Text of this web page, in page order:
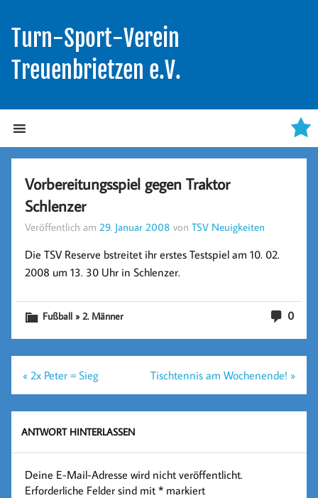
Turn-Sport-Verein
Treuenbrietzen e.V.
Vorbereitungsspiel gegen Traktor
Schlenzer
Veröffentlich am 29. Januar 2008 vonTSV Neuigkeiten
Die TSV Reserve bstreitet ihr erstes Testspiel am 10. 02.
2008 um 13. 30 Uhr in Schlenzer.
0
Fußball » 2. Männer
Beitragsnavigation
« 2x Peter = Sieg Tischtennis am Wochenende! »
ANTWORT HINTERLASSEN
Deine E-Mail-Adresse wird nicht veröffentlicht.
Erforderliche Felder sind mit* markiert